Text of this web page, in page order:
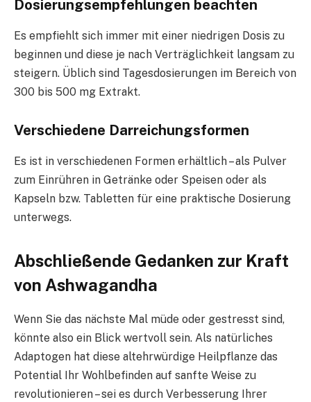
Dosierungsempfehlungen beachten
Es empfiehlt sich immer mit einer niedrigen Dosis zu
beginnen und diese je nach Verträglichkeit langsam zu
steigern. Üblich sind Tagesdosierungen im Bereich von
300 bis 500 mg Extrakt.
Verschiedene Darreichungsformen
Es ist in verschiedenen Formen erhältlich – als Pulver
zum Einrühren in Getränke oder Speisen oder als
Kapseln bzw. Tabletten für eine praktische Dosierung
unterwegs.
Abschließende Gedanken zur Kraft
von Ashwagandha
Wenn Sie das nächste Mal müde oder gestresst sind,
könnte also ein Blick wertvoll sein. Als natürliches
Adaptogen hat diese altehrwürdige Heilpflanze das
Potential Ihr Wohlbefinden auf sanfte Weise zu
revolutionieren – sei es durch Verbesserung Ihrer